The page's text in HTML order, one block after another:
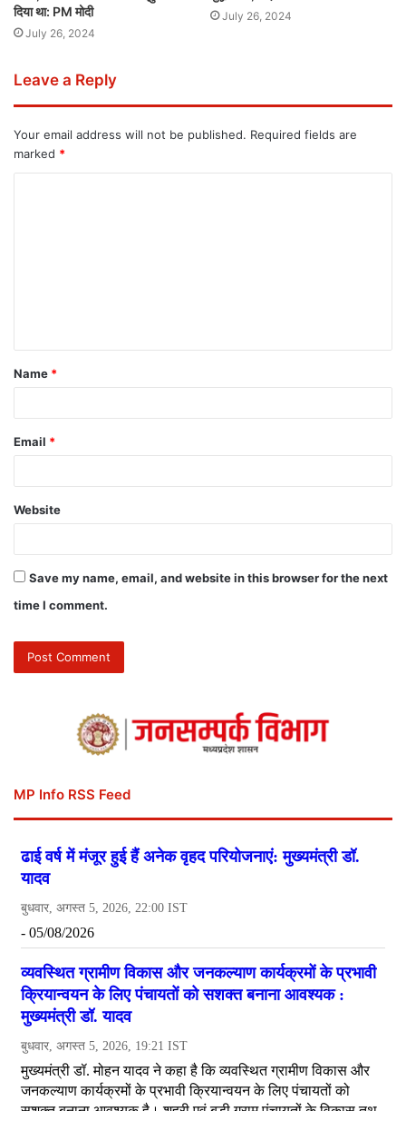
दिया था: PM मोदी
July 26, 2024
July 26, 2024
Leave a Reply
Your email address will not be published. Required fields are
marked *
Name *
Email *
Website
Save my name, email, and website in this browser for the next
time I comment.
MP Info RSS Feed